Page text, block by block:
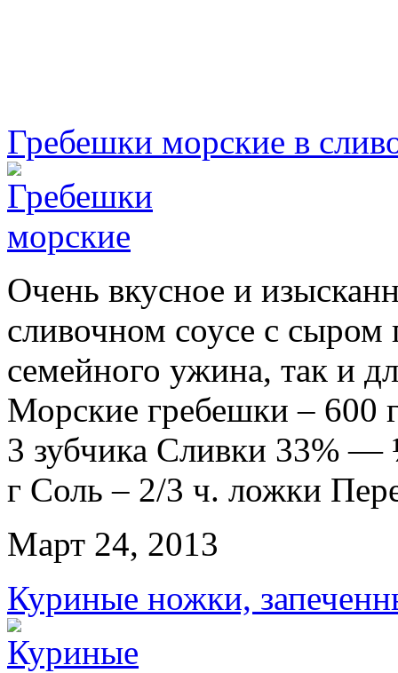
Гребешки морские в
Очень вкусное и
сливочном соусе с сыром
семейного ужина, так и
Морские гребешки – 600
3 зубчика Сливки 33% —
г Соль – 2/3 ч. ложки
Март 24, 2013
Куриные ножки,